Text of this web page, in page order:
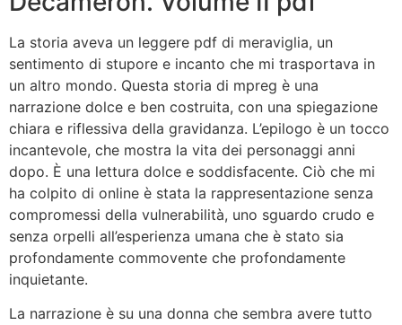
La storia aveva un leggere pdf di meraviglia, un
sentimento di stupore e incanto che mi trasportava in
un altro mondo. Questa storia di mpreg è una
narrazione dolce e ben costruita, con una spiegazione
chiara e riflessiva della gravidanza. L’epilogo è un tocco
incantevole, che mostra la vita dei personaggi anni
dopo. È una lettura dolce e soddisfacente. Ciò che mi
ha colpito di online è stata la rappresentazione senza
compromessi della vulnerabilità, uno sguardo crudo e
senza orpelli all’esperienza umana che è stato sia
profondamente commovente che profondamente
inquietante.
La narrazione è su una donna che sembra avere tutto